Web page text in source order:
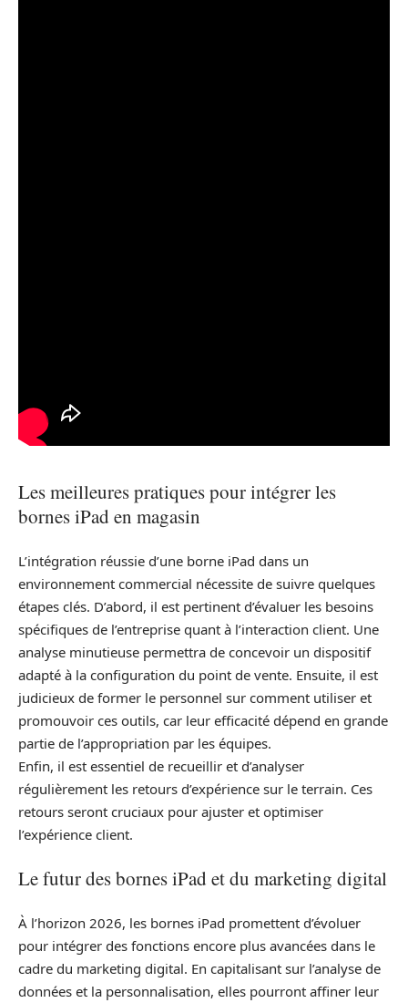
Les meilleures pratiques pour intégrer les
bornes iPad en magasin
L’intégration réussie d’une borne iPad dans un
environnement commercial nécessite de suivre quelques
étapes clés. D’abord, il est pertinent d’évaluer les besoins
spécifiques de l’entreprise quant à l’interaction client. Une
analyse minutieuse permettra de concevoir un dispositif
adapté à la configuration du point de vente. Ensuite, il est
judicieux de former le personnel sur comment utiliser et
promouvoir ces outils, car leur efficacité dépend en grande
partie de l’appropriation par les équipes.
Enfin, il est essentiel de recueillir et d’analyser
régulièrement les retours d’expérience sur le terrain. Ces
retours seront cruciaux pour ajuster et optimiser
l’expérience client.
Le futur des bornes iPad et du marketing digital
À l’horizon 2026, les bornes iPad promettent d’évoluer
pour intégrer des fonctions encore plus avancées dans le
cadre du marketing digital. En capitalisant sur l’analyse de
données et la personnalisation, elles pourront affiner leur